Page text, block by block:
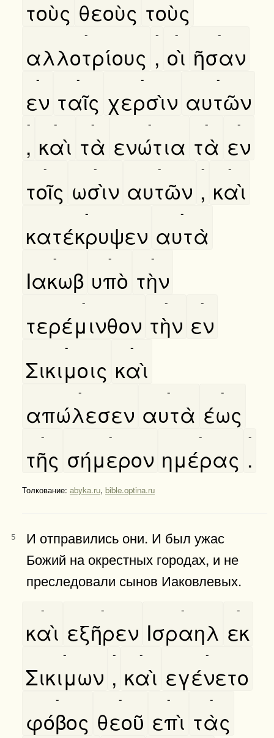
τοὺς θεοὺς τοὺς
αλλοτρίους
-
,
-
οὶ
-
ῆσαν
-
εν
-
ταῖς
-
χερσὶν
-
αυτῶν
-
,
-
καὶ
-
τὰ
-
ενώτια
-
τὰ
-
εν
-
τοῖς
-
ωσὶν
-
αυτῶν
-
,
-
καὶ
-
κατέκρυψεν
-
αυτὰ
-
Ιακωβ
-
υπὸ
-
τὴν
-
τερέμινθον
-
τὴν
-
εν
-
Σικιμοις
-
καὶ
-
απώλεσεν
-
αυτὰ
-
έως
-
τῆς
-
σήμερον
-
ημέρας
-
.
-
Толкование: abyka.ru, bible.optina.ru
5
И отправились они. И был ужас
Божий на окрестных городах, и не
преследовали сынов Иаковлевых.
καὶ
-
εξῆρεν
-
Ισραηλ
-
εκ
-
Σικιμων
-
,
-
καὶ
-
εγένετο
-
φόβος
-
θεοῦ
-
επὶ
-
τὰς
-